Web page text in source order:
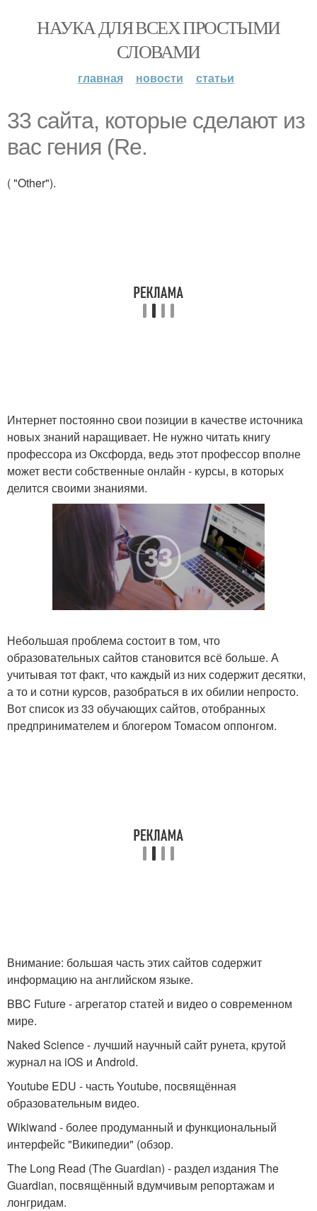
НАУКА ДЛЯ ВСЕХ ПРОСТЫМИ
СЛОВАМИ
главная новости статьи
33 сайта, которые сделают из
вас гения (Re.
( "Other").
Интернет постоянно свои позиции в качестве источника
новых знаний наращивает. Не нужно читать книгу
профессора из Оксфорда, ведь этот профессор вполне
может вести собственные онлайн - курсы, в которых
делится своими знаниями.
Небольшая проблема состоит в том, что
образовательных сайтов становится всё больше. А
учитывая тот факт, что каждый из них содержит десятки,
а то и сотни курсов, разобраться в их обилии непросто.
Вот список из 33 обучающих сайтов, отобранных
предпринимателем и блогером Томасом оппонгом.
Внимание: большая часть этих сайтов содержит
информацию на английском языке.
BBC Future - агрегатор статей и видео о современном
мире.
Naked Science - лучший научный сайт рунета, крутой
журнал на iOS и Android.
Youtube EDU - часть Youtube, посвящённая
образовательным видео.
Wikiwand - более продуманный и функциональный
интерфейс "Википедии" (обзор.
The Long Read (The Guardian) - раздел издания The
Guardian, посвящённый вдумчивым репортажам и
лонгридам.